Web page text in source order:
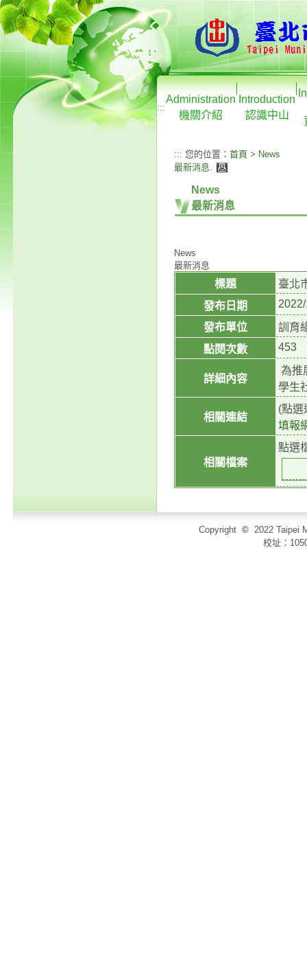
:::
Administration
機關介紹
Introduction
認識中山
::: 您的位置： 首頁 > News
最新消息.
News
最新消息
News
最新消息
標題
臺北
發布日期
發布單位
訓育
點閱次數
453
詳細內容
為推
學生
相關連結
(點選
填報
相關檔案
點選
Copyright © 2022 Taipei
校址：